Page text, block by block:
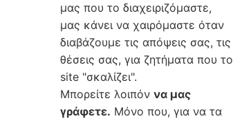
μας που το διαχειριζόμαστε,
μας κάνει να χαιρόμαστε όταν
διαβάζουμε τις απόψεις σας, τις
θέσεις σας, για ζητήματα που το
site "σκαλίζει".
Μπορείτε λοιπόν να μας
γράφετε. Μόνο που, για να τα